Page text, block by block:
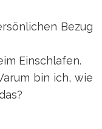
Bezug
Einschlafen.
bin ich, wie